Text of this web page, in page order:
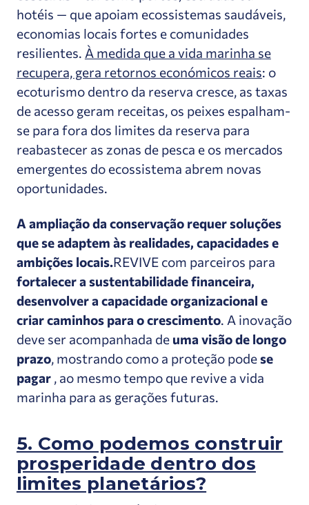
hotéis — que apoiam ecossistemas saudáveis,
economias locais fortes e comunidades
resilientes. À medida que a vida marinha se
recupera, gera retornos económicos reais: o
ecoturismo dentro da reserva cresce, as taxas
de acesso geram receitas, os peixes espalham-
se para fora dos limites da reserva para
reabastecer as zonas de pesca e os mercados
emergentes do ecossistema abrem novas
oportunidades.
A ampliação da conservação requer soluções
que se adaptem às realidades, capacidades e
ambições locais.REVIVE com parceiros para
fortalecer a sustentabilidade financeira,
desenvolver a capacidade organizacional e
criar caminhos para o crescimento. A inovação
deve ser acompanhada de uma visão de longo
prazo, mostrando como a proteção podese
pagar, ao mesmo tempo que revive a vida
marinha para as gerações futuras.
5. Como podemos construir
prosperidade dentro dos
limites planetários?